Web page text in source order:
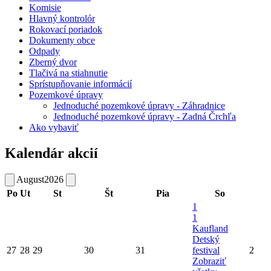
Komisie
Hlavný kontrolór
Rokovací poriadok
Dokumenty obce
Odpady
Zberný dvor
Tlačivá na stiahnutie
Sprístupňovanie informácií
Pozemkové úpravy
Jednoduché pozemkové úpravy - Záhradnice
Jednoduché pozemkové úpravy - Zadná Črchľa
Ako vybaviť
Kalendár akcií
August2026
Po Ut St Št Pia So
27 28 29 30 31
1
1
Kaufland
Detský
festival
Zobraziť
2